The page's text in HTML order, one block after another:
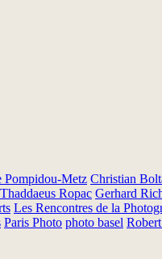
Pompidou-Metz Christian
Ropac Gerhard
Les Rencontres de la
Paris Photo photo basel